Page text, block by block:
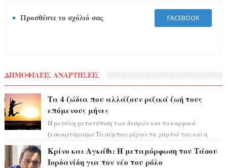
Προσθέστε το σχόλιό σας FACEBOOK
ΔΗΜΟΦΙΛΕΙΣ ΑΝΑΡΤΗΣΕΙΣ
Τα 4 ζώδια που αλλάζουν ριζικά ζωή τους
επόμενους μήνες
Η μεγάλη μετατόπιση των δεσμών και το καρμικό
ξεσκαρτάρισμα Το σύμπαν ρίχνει τα χαρτιά του και η
Κρίνο και Αγκάθι: Η μεταμόρφωση του Τάσου
Ιορδανίδη για τον νέο του ρόλο